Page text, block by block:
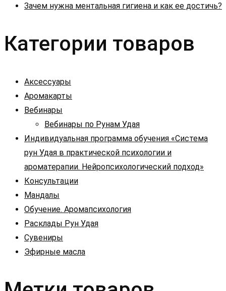
Зачем нужна ментальная гигиена и как ее достичь?
Категории товаров
Аксессуары
Аромакарты
Вебинары
Вебинары по Рунам Удая
Индивидуальная программа обучения «Система
рун Удая в практической психологии и
ароматерапии. Нейропсихологический подход»
Консультации
Мандалы
Обучение. Аромапсихология
Расклады Рун Удая
Сувениры
Эфирные масла